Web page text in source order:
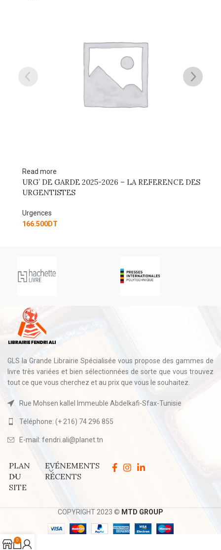
Read more
URG’ DE GARDE 2025-2026 – LA REFERENCE DES
URGENTISTES
Urgences
166.500DT
GLS la Grande Librairie Spécialisée vous propose des gammes de
livre très variées et bien sélectionnées de sorte que vous trouvez
tout ce que vous cherchez et au prix que vous le souhaitez.
Rue Mohsen kallel Immeuble Abdelkafi-Sfax-Tunisie
Téléphone: (+ 216) 74 296 855
E-mail: fendri.ali@planet.tn
PLAN
DU
SITE
EVÉNEMENTS
RÉCENTS
COPYRIGHT 2023 © MTD GROUP
0